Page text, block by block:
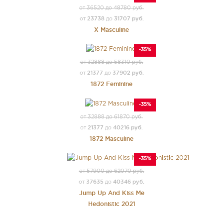
от 36520 до 48780 руб.
от 23738до 31707 руб.
X Masculine
-35%
от 32888 до 58310 руб.
от 21377 до 37902 руб.
1872 Feminine
-35%
от 32888 до 61870 руб.
от 21377 до 40216 руб.
1872 Masculine
-35%
от 57900 до 62070 руб.
от 37635 до 40346 руб.
Jump Up And Kiss Me
Hedonistic 2021